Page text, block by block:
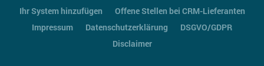
Ihr System hinzufügen
Offene Stellen bei CRM-Lieferanten
Impressum
Datenschutzerklärung
DSGVO/GDPR
Disclaimer